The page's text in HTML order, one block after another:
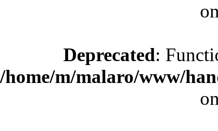
Deprecated:
/home/m/malaro/www/